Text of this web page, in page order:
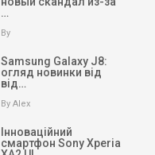
…
By
Samsung Galaxy J8:
огляд новинки від
від…
By Alex
Інноваційний
смартфон Sony Xperia